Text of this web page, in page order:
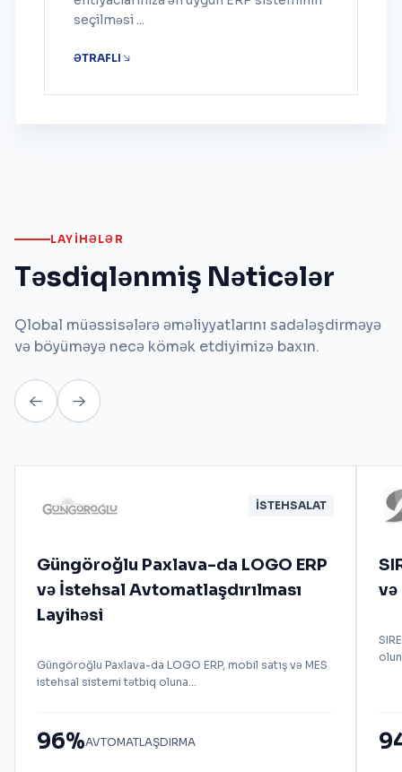
seçilməsi ...
ƏTRAFLI
LAYIHƏLƏR
Təsdiqlənmiş Nəticələr
Qlobal müəssisələrə əməliyyatlarını sadələşdirməyə
və böyüməyə necə kömək etdiyimizə baxın.
İSTEHSALAT
Güngöroğlu Paxlava-da LOGO ERP
və İstehsal Avtomatlaşdırılması
Layihəsi
Güngöroğlu Paxlava-da LOGO ERP, mobil satış və MES
istehsal sistemi tətbiq oluna...
96%AVTOMATLAŞDIRMA
və